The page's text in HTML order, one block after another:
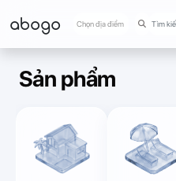
abogo Chọn địa điểm
Sản phẩm